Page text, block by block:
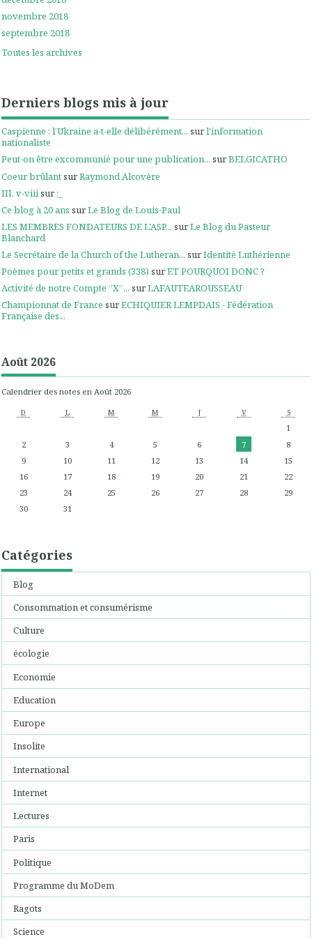
novembre 2018
septembre 2018
Toutes les archives
Derniers blogs mis à jour
Caspienne : l’Ukraine a-t-elle délibérément... surl'information
nationaliste
Peut-on être excommunié pour une publication... surBELGICATHO
Coeur brûlantsurRaymond Alcovère
III, v-viiisur;_
Ce blog à 20 ans surLe Blog de Louis-Paul
LES MEMBRES FONDATEURS DE L'ASP... surLe Blog du Pasteur
Blanchard
Le Secrétaire de la Church of the Lutheran... surIdentité Luthérienne
Poèmes pour petits et grands (338) surET POURQUOI DONC ?
Activité de notre Compte ”X”... surLAFAUTEAROUSSEAU
Championnat de France surECHIQUIER LEMPDAIS - Fédération
Française des...
Août 2026
Calendrier des notes en Août 2026
D L M M J V S
1
2
3 4 5 6 7
8
9
10 11 12 13 14
15
16
17 18 19 20 21
22
23
24 25 26 27 28
29
30
31
Catégories
Blog
Consommation et consumérisme
Culture
écologie
Economie
Education
Europe
Insolite
International
Internet
Lectures
Paris
Politique
Programme du MoDem
Ragots
Science